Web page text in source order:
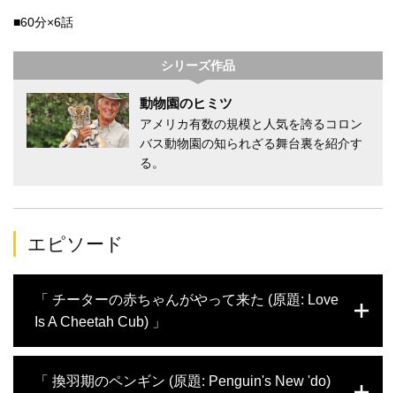
■60分×6話
シリーズ作品
動物園のヒミツ
アメリカ有数の規模と人気を誇るコロン
バス動物園の知られざる舞台裏を紹介す
る。
エピソード
「 チーターの赤ちゃんがやって来た (原題: Love
Is A Cheetah Cub) 」
来た。ラブラドール・レトリバーとの交流
「 換羽期のペンギン (原題: Penguin's New 'do)